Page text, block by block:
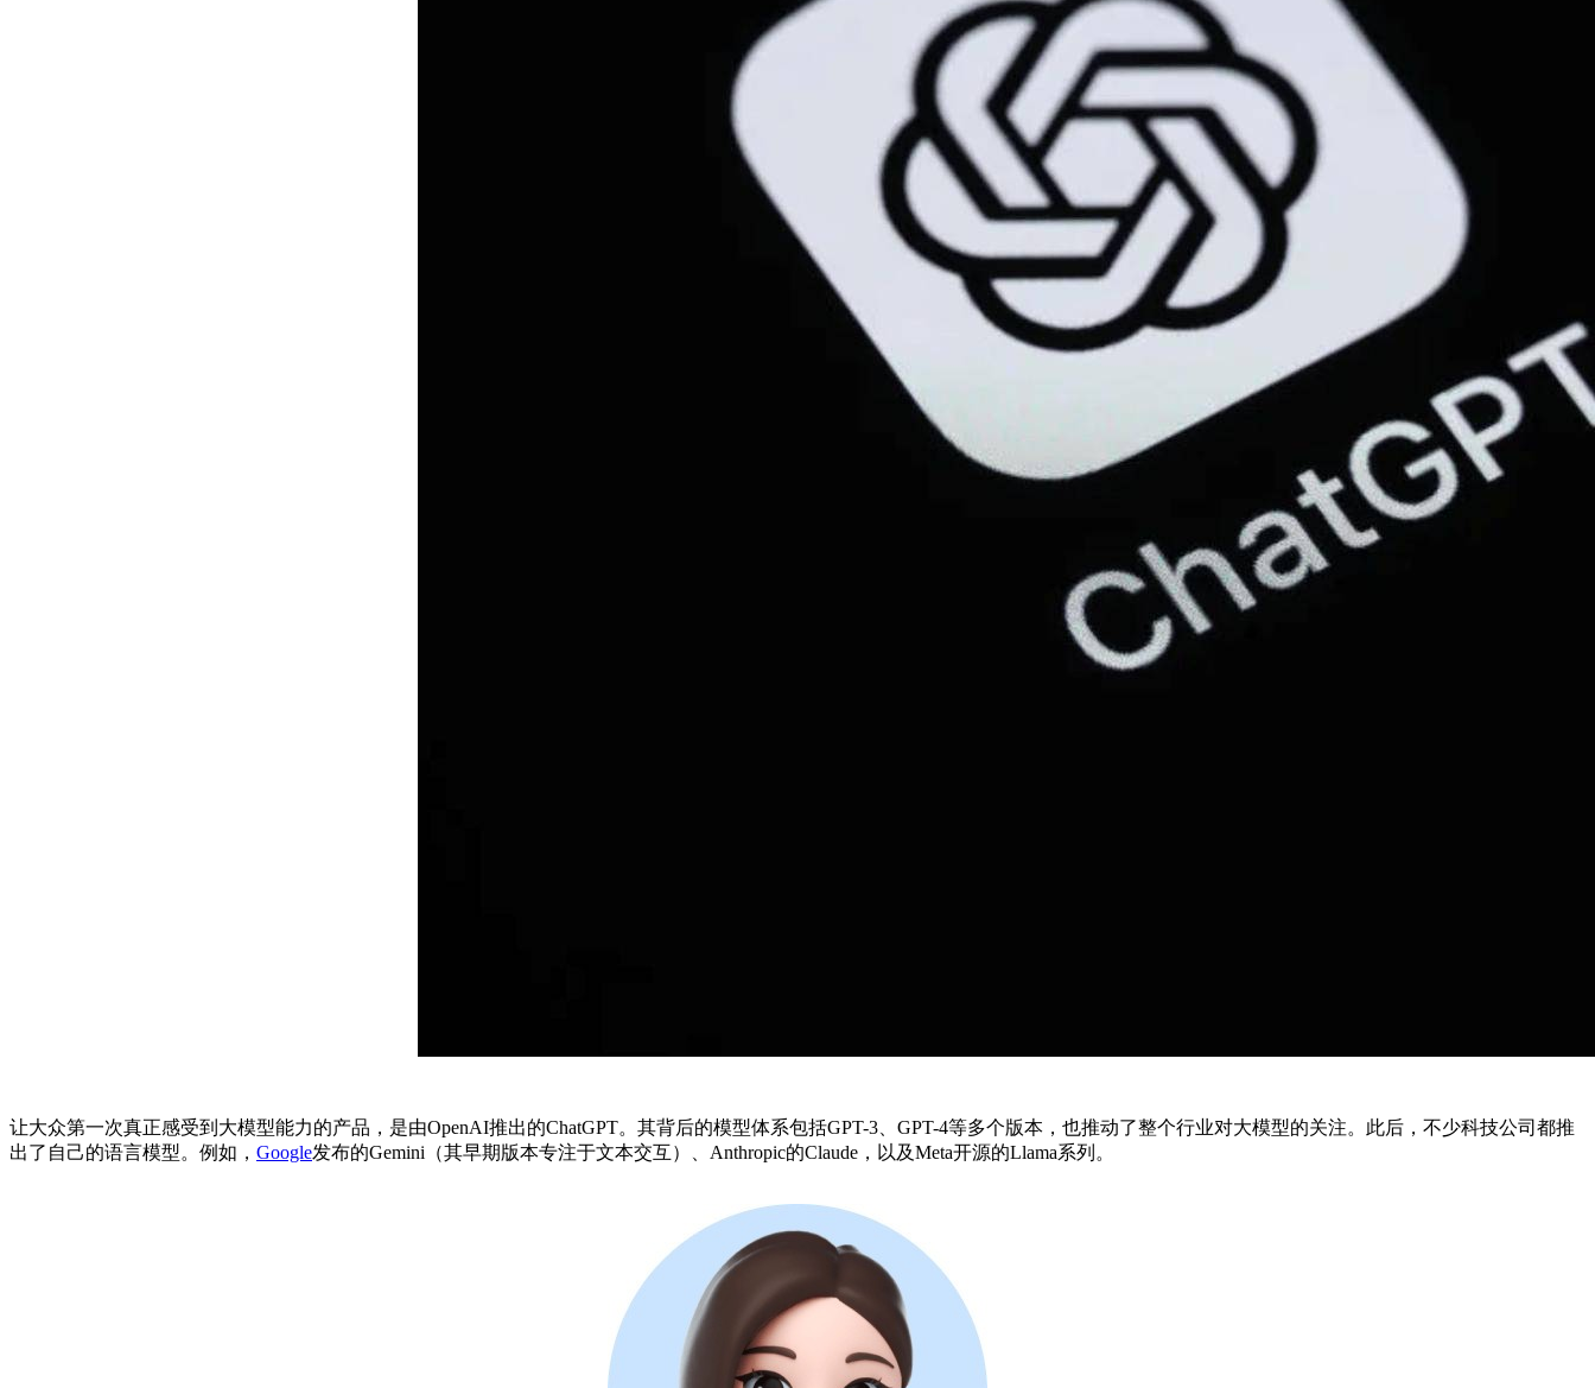
让大众第一次真正感受到大模型能力的产品，是由OpenAI推出的ChatGPT。其背后的模型体系包括GPT-3、GPT-4等多个版本，也推动了整个行业对大模型的关注。此后，不少科技公司都推
出了自己的语言模型。例如， Google发布的Gemini（其早期版本专注于文本交互）、Anthropic的Claude，以及Meta开源的Llama系列。